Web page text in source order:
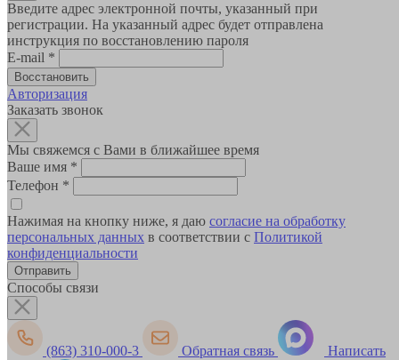
Введите адрес электронной почты, указанный при
регистрации. На указанный адрес будет отправлена
инструкция по восстановлению пароля
E-mail *
Авторизация
Заказать звонок
Мы свяжемся с Вами в ближайшее время
Ваше имя *
Телефон *
Нажимая на кнопку ниже, я даю согласие на обработку
персональных данных в соответствии с Политикой
конфиденциальности
Способы связи
(863) 310-000-3 Обратная связь Написать